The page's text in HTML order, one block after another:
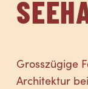
Grosszügige
Architektur